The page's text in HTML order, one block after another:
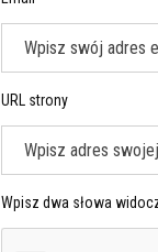
URL strony
Wpisz dwa słowa